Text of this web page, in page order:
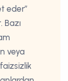
eder”
veya